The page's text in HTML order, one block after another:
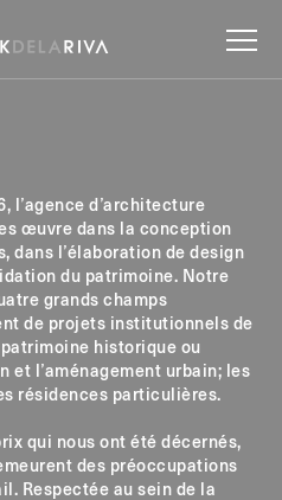
l’agence d’architecture
œuvre dans la conception
dans l’élaboration de design
du patrimoine. Notre
grands champs
de projets institutionnels de
historique ou
et l’aménagement urbain; les
résidences particulières.
qui nous ont été décernés,
des préoccupations
Respectée au sein de la